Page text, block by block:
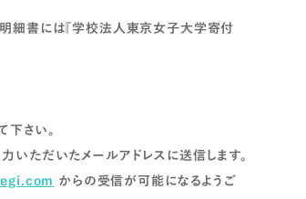
細書には『学校法人東京女子大学寄付
下さい。
いただいたメールアドレスに送信します。
からの受信が可能になるようご